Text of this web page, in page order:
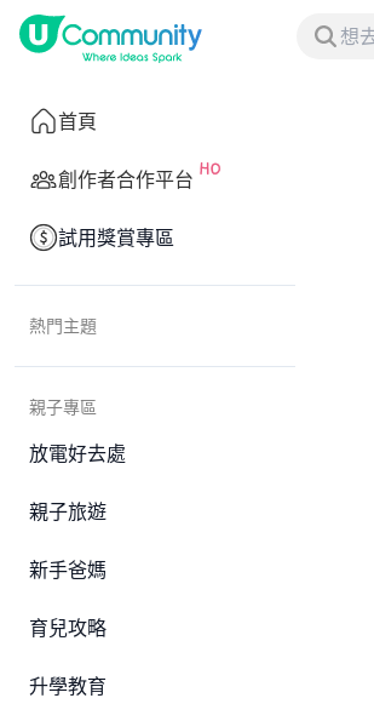
首頁
創作者合作平台
試用獎賞專區
熱門主題
親子專區
放電好去處
親子旅遊
新手爸媽
育兒攻略
升學教育